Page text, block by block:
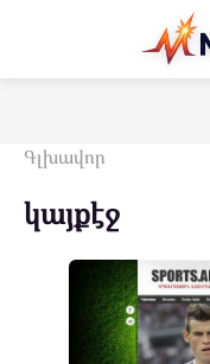
Перейти
контенту
Գլխավոր
կայքէջ